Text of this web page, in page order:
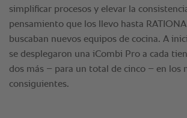
simplificar procesos y elevar la
pensamiento que los llevo hasta
buscaban nuevos equipos de cocina. A
se desplegaron una iCombi Pro a cada
dos más – para un total de cinco – en los
consiguientes.